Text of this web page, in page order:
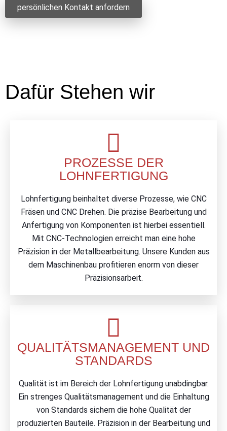
persönlichen Kontakt anfordern
Dafür Stehen wir
PROZESSE DER
LOHNFERTIGUNG
Lohnfertigung beinhaltet diverse Prozesse, wie CNC
Fräsen und CNC Drehen. Die präzise Bearbeitung und
Anfertigung von Komponenten ist hierbei essentiell.
Mit CNC-Technologien erreicht man eine hohe
Präzision in der Metallbearbeitung. Unsere Kunden aus
dem Maschinenbau profitieren enorm von dieser
Präzisionsarbeit.
QUALITÄTSMANAGEMENT UND
STANDARDS
Qualität ist im Bereich der Lohnfertigung unabdingbar.
Ein strenges Qualitätsmanagement und die Einhaltung
von Standards sichern die hohe Qualität der
produzierten Bauteile. Präzision in der Bearbeitung und